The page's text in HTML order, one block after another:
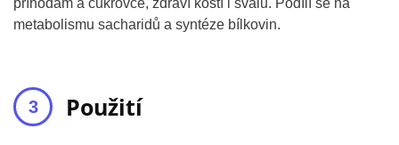
příhodám a cukrovce, zdraví kostí i svalů. Podílí se na
metabolismu sacharidů a syntéze bílkovin.
Použití